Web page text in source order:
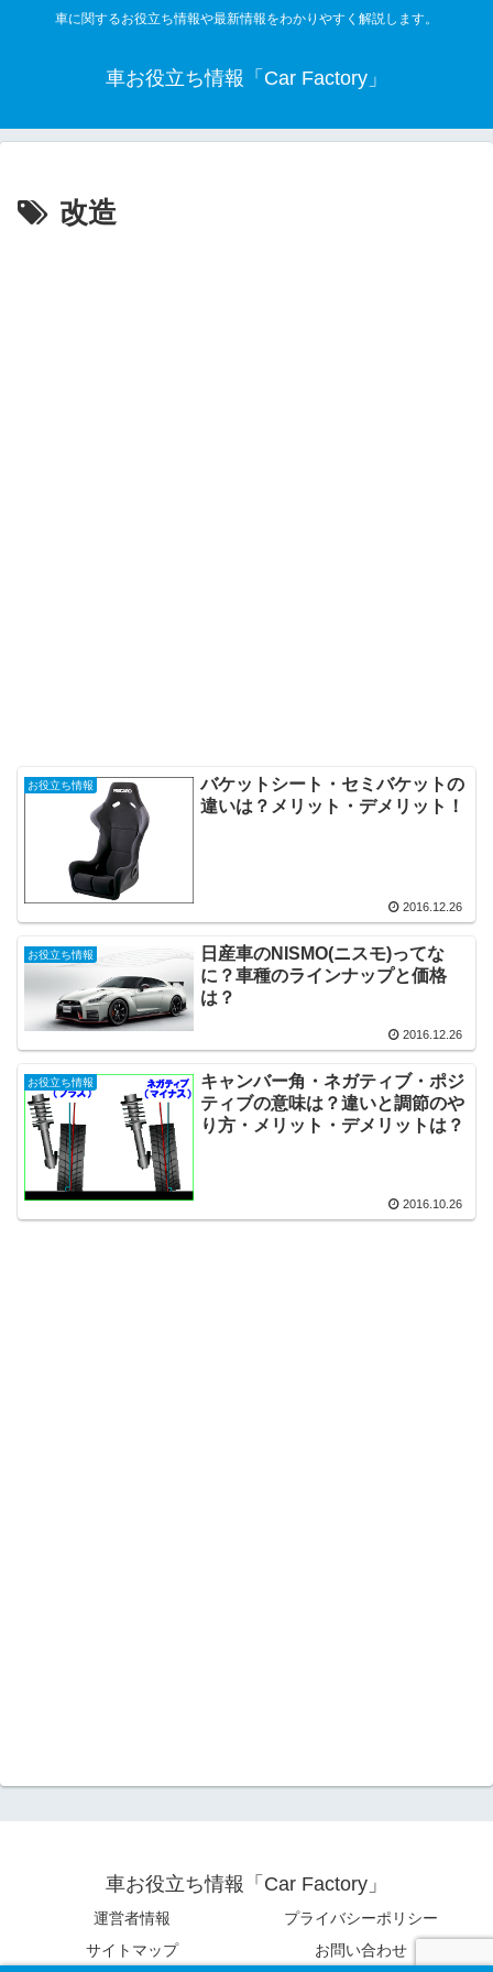
車に関するお役立ち情報や最新情報をわかりやすく解説します。
車お役立ち情報「Car Factory」
改造
お役立ち情報
バケットシート・セミバケットの
違いは？メリット・デメリット！
2016.12.26
お役立ち情報
日産車のNISMO(ニスモ)ってな
に？車種のラインナップと価格
は？
2016.12.26
お役立ち情報
キャンバー角・ネガティブ・ポジ
ティブの意味は？違いと調節のや
り方・メリット・デメリットは？
2016.10.26
車お役立ち情報「Car Factory」
運営者情報
プライバシーポリシー
サイトマップ
お問い合わせ